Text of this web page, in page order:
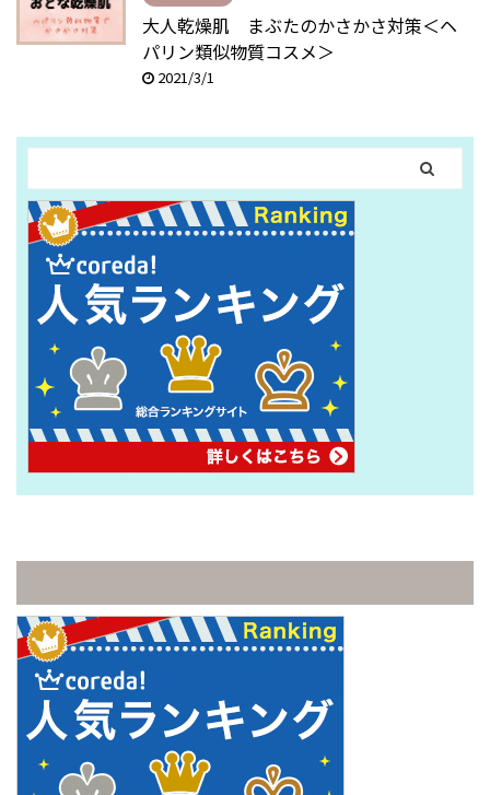
大人乾燥肌 まぶたのかさかさ対策＜ヘ
パリン類似物質コスメ＞
2021/3/1